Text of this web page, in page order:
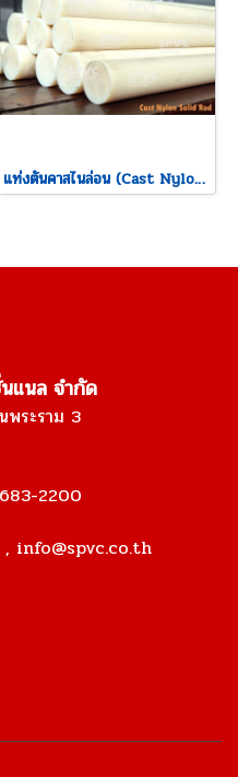
แท่งตันคาสไนล่อน (Cast Nylon Solid Rod)
แนล จำกัด
ระราม 3
2200
, info@spvc.co.th